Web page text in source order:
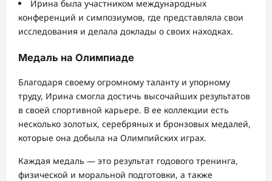
Ирина была участником международных
конференций и симпозиумов, где представляла свои
исследования и делала доклады о своих находках.
Медаль на Олимпиаде
Благодаря своему огромному таланту и упорному
труду, Ирина смогла достичь высочайших результатов
в своей спортивной карьере. В ее коллекции есть
несколько золотых, серебряных и бронзовых медалей,
которые она добыла на Олимпийских играх.
Каждая медаль — это результат годового тренинга,
физической и моральной подготовки, а также